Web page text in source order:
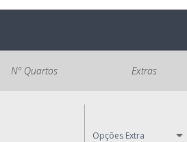
Nº Quartos Extras
Opções Extra